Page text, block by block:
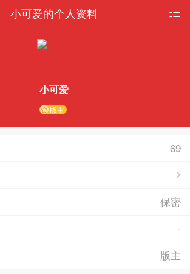
小可爱的个人资料
小可爱
版主
69
保密
-
版主